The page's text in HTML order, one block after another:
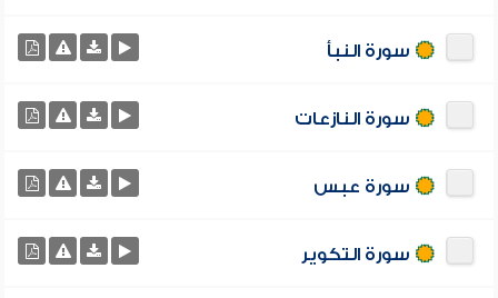
سورة النبأ
سورة النازعات
سورة عبس
سورة التكوير